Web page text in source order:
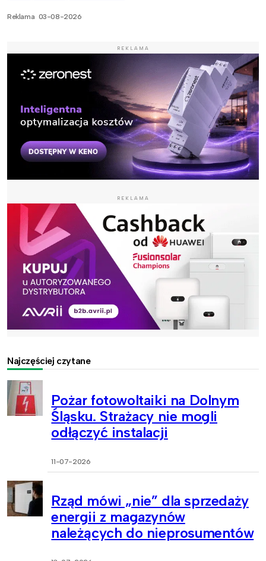
Reklama 03-08-2026
REKLAMA
REKLAMA
Najczęściej czytane
Pożar fotowoltaiki na Dolnym
Śląsku. Strażacy nie mogli
odłączyć instalacji
11-07-2026
Rząd mówi „nie” dla sprzedaży
energii z magazynów
należących do nieprosumentów